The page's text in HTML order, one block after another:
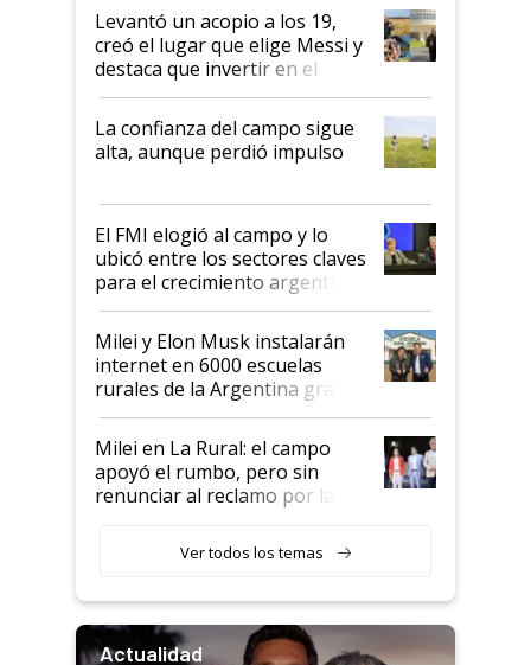
Levantó un acopio a los 19,
creó el lugar que elige Messi y
destaca que invertir en el
kirchnerismo era como "darle
plata a un hijo para droga":
Juan Félix Rossetti, el libertario
que de una dura crisis salió
de Milei
La confianza del campo sigue
alta, aunque perdió impulso
El FMI elogió al campo y lo
ubicó entre los sectores claves
para el crecimiento argentino
Milei y Elon Musk instalarán
internet en 6000 escuelas
rurales de la Argentina gracias
a un acuerdo con Starlink
Milei en La Rural: el campo
apoyó el rumbo, pero sin
renunciar al reclamo por las
Ver todos los temas
Actualidad